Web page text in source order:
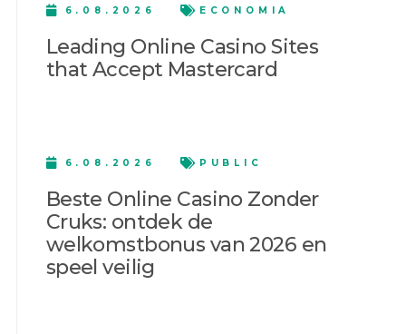
6.08.2026 ECONOMIA
Leading Online Casino Sites
that Accept Mastercard
6.08.2026 PUBLIC
Beste Online Casino Zonder
Cruks: ontdek de
welkomstbonus van 2026 en
speel veilig